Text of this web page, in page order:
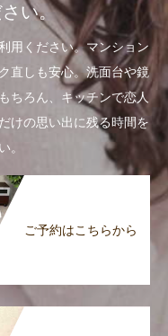
い。
用ください。マンション
直しも安心。洗面台や鏡
ちろん、キッチンで恋人
けの思い出に残る時間を
。
ご予約はこちらから